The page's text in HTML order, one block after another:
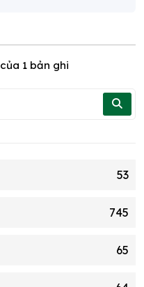
của 1 bản ghi
53
745
65